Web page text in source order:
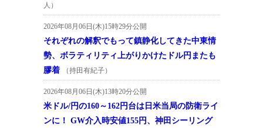
人）
2026年08月06日(木)15時29分公開
それぞれの解釈でもって鎮静化してきた中東情
勢、ボラティリティ上がりかけたドル円またも
膠着
（持田有紀子）
2026年08月06日(木)13時20分公開
米ドル/円の160～162円台は日米当局の防衛ライ
ンに！ GW介入時安値155円、神田シーリング